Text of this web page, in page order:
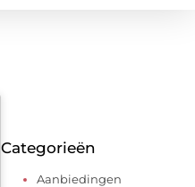
Categorieën
Aanbiedingen